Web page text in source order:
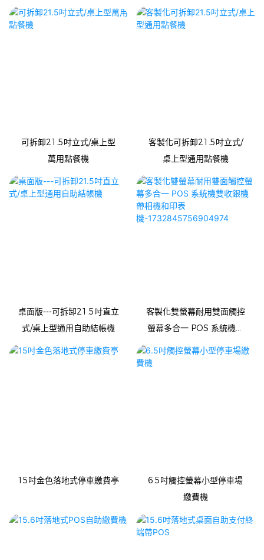
案，可現金和硬幣找零
可拆卸21.5吋立式/桌上型
萬用點餐機
客製化可拆卸21.5吋立式/
桌上型通用點餐機
桌面版---可拆卸21.5吋直立
式/桌上型通用自助結帳機
客製化雙螢幕耐用雙面觸控
螢幕多合一 POS 系統機雙
收銀機帶相機和印表
機-1732845756904974
15吋金色落地式停車繳費亭
6.5吋觸控螢幕小型停車場
繳費機